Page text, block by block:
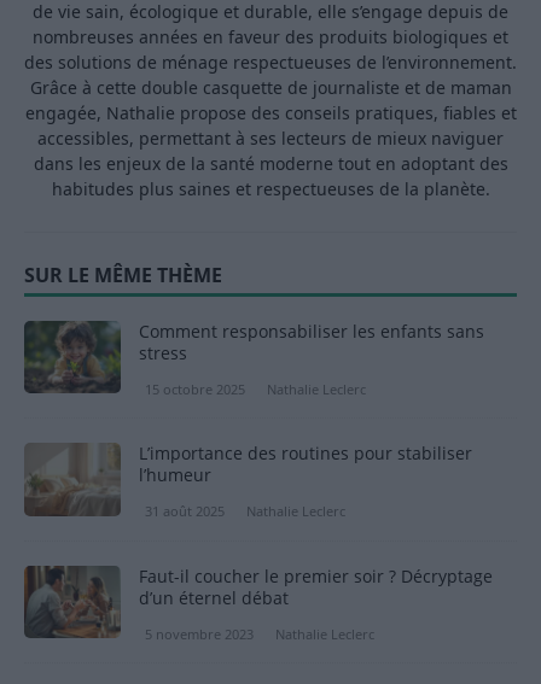
de vie sain, écologique et durable, elle s’engage depuis de
nombreuses années en faveur des produits biologiques et
des solutions de ménage respectueuses de l’environnement.
Grâce à cette double casquette de journaliste et de maman
engagée, Nathalie propose des conseils pratiques, fiables et
accessibles, permettant à ses lecteurs de mieux naviguer
dans les enjeux de la santé moderne tout en adoptant des
habitudes plus saines et respectueuses de la planète.
SUR LE MÊME THÈME
Comment responsabiliser les enfants sans
stress
15 octobre 2025 Nathalie Leclerc
L’importance des routines pour stabiliser
l’humeur
31 août 2025 Nathalie Leclerc
Faut-il coucher le premier soir ? Décryptage
d’un éternel débat
5 novembre 2023 Nathalie Leclerc